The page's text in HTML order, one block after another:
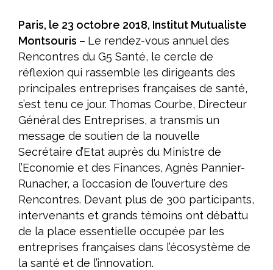
Espace presse
Documents/études
Nos engagements
Vis-à-vis des patients
Notre responsabilité sociale et environnementale
Actualités du G5
​Les Rencontres du G5 santé
Paris, le 23 octobre 2018, Institut Mutualiste
Montsouris – Le rendez-vous annuel des
Rencontres du G5 Santé, le cercle de
réflexion qui rassemble les dirigeants des
principales entreprises françaises de santé,
s’est tenu ce jour. Thomas Courbe, Directeur
Général des Entreprises, a transmis un
message de soutien de la nouvelle
Secrétaire d’Etat auprès du Ministre de
l’Economie et des Finances, Agnès Pannier-
Runacher, a l’occasion de l’ouverture des
Rencontres. Devant plus de 300 participants,
intervenants et grands témoins ont débattu
de la place essentielle occupée par les
entreprises françaises dans l’écosystème de
la santé et de l’innovation.